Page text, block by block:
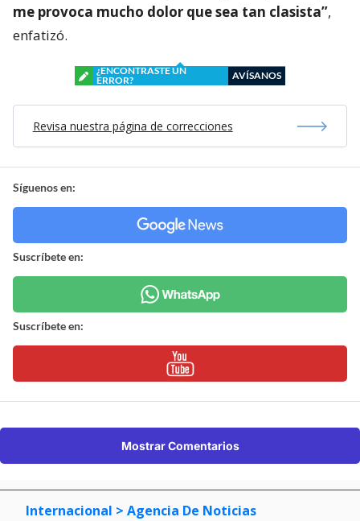
me provoca mucho dolor que sea tan clasista”,
enfatizó.
¿ENCONTRASTE UN
ERROR?
AVÍSANOS
Revisa nuestra página de correcciones
Síguenos en:
Suscríbete en:
Suscríbete en:
Mostrar Comentarios
Internacional > Agencia De Noticias